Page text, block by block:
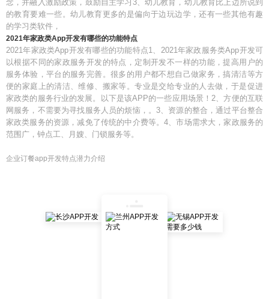
念，并融入激励政策，鼓励自主学习3、幼儿教育，幼儿教育比上边所说到
的教育要难一些。幼儿教育更多的是偏向于边玩边学，还有一些其他有趣
的学习类软件，
2021年家政类App开发有哪些的功能特点
2021年家政类App开发有哪些的功能特点1、2021年家政服务类App开发可
以根据不同的家政服务开发的特点，定制开发不一样的功能，提高用户的
服务体验，平台的服务完善。很多的用户都不想自己做家务，搞清洁等方
便的家庭上的清洁、维修、搬家等。专业是交给专业的人去做，于是促进
家政类的服务行业的发展。以下是该APP的一些应用场景！2、方便的互联
网服务，不需要为寻找服务人员的烦恼，。3、资源的整合，通过平台整合
家政类服务的资源，减免了传统的中介费等。4、市场需求大，家政服务的
范围广，钟点工、月嫂、门锁服务等。
企业订餐app开发特点潜力介绍